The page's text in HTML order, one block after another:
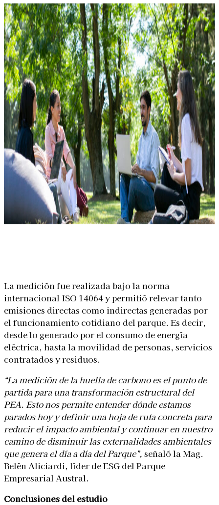
La medición fue realizada bajo la norma
internacional ISO 14064 y permitió relevar tanto
emisiones directas como indirectas generadas por
el funcionamiento cotidiano del parque. Es decir,
desde lo generado por el consumo de energía
eléctrica, hasta la movilidad de personas, servicios
contratados y residuos.
“La medición de la huella de carbono es el punto de
partida para una transformación estructural del
PEA. Esto nos permite entender dónde estamos
parados hoy y definir una hoja de ruta concreta para
reducir el impacto ambiental y continuar en nuestro
camino de disminuir las externalidades ambientales
que genera el día a día del Parque”, señaló la Mag.
Belén Aliciardi, líder de ESG del Parque
Empresarial Austral.
Conclusiones del estudio